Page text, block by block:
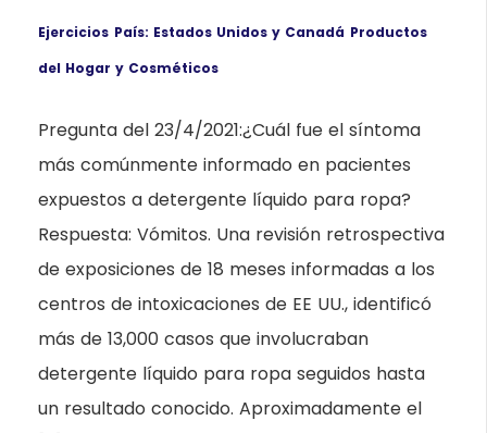
Ejercicios País: Estados Unidos y Canadá Productos
del Hogar y Cosméticos
Pregunta del 23/4/2021:¿Cuál fue el síntoma
más comúnmente informado en pacientes
expuestos a detergente líquido para ropa?
Respuesta: Vómitos. Una revisión retrospectiva
de exposiciones de 18 meses informadas a los
centros de intoxicaciones de EE UU., identificó
más de 13,000 casos que involucraban
detergente líquido para ropa seguidos hasta
un resultado conocido. Aproximadamente el